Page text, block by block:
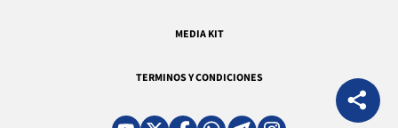
MEDIA KIT
TERMINOS Y CONDICIONES